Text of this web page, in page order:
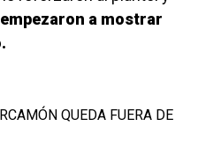
a mostrar
QUEDA FUERA DE